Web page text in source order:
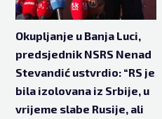
Okupljanje u Banja Luci,
predsjednik NSRS Nenad
Stevandić ustvrdio: “RS je
bila izolovana iz Srbije, u
vrijeme slabe Rusije, ali